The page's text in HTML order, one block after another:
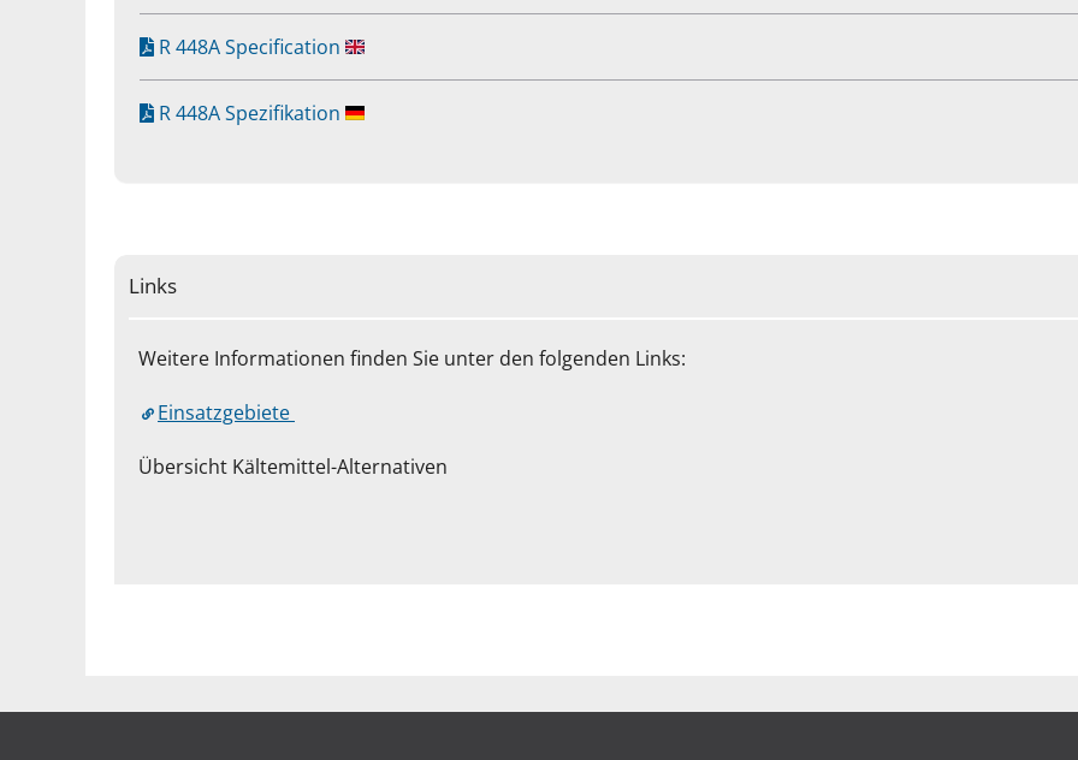
R 448A Specification
R 448A Spezifikation
Links
Weitere Informationen finden Sie unter den folgenden Links:
Einsatzgebiete
Übersicht Kältemittel-Alternativen